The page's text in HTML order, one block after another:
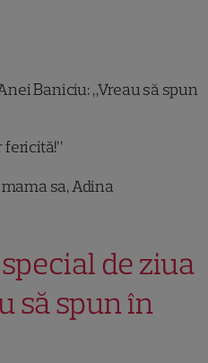
Baniciu: „Vreau să spun
fericită!”
sa, Adina
de ziua
să spun în